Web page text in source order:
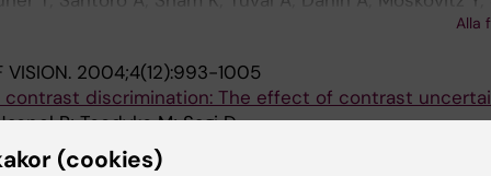
Alla
VISION. 2004;4(12):993-1005
contrast discrimination: The effect of contrast
R; Tsodyks M; Sagi D
(cookies)